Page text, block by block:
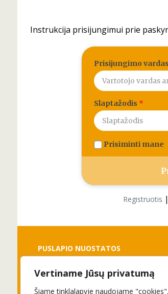
Vertiname Jūsų privatumą
Šiame tinklalapyje naudojame
Instrukcija prisijungimui prie
Prisijungimo vardas
Slaptažodis *
Prisiminti mane
Registruotis |
PUSLAPIO NUOSTATOS
Slapukai
Privatumo politika